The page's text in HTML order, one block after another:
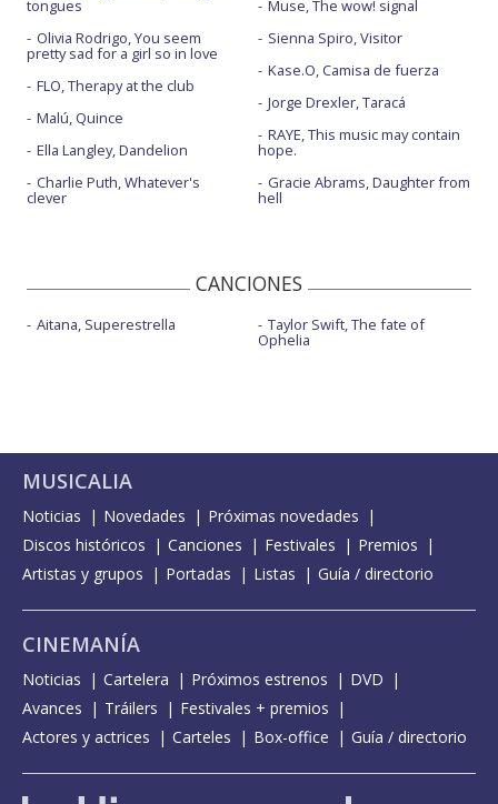
tongues
Olivia Rodrigo, You seem
pretty sad for a girl so in love
FLO, Therapy at the club
Malú, Quince
Ella Langley, Dandelion
Charlie Puth, Whatever's
clever
Muse, The wow! signal
Sienna Spiro, Visitor
Kase.O, Camisa de fuerza
Jorge Drexler, Taracá
RAYE, This music may contain
hope.
Gracie Abrams, Daughter from
hell
CANCIONES
Aitana, Superestrella Taylor Swift, The fate of
Ophelia
MUSICALIA
Noticias Novedades
Próximas novedades
Discos históricos
Canciones Festivales
Premios
Artistas y grupos
Portadas Listas Guía / directorio
CINEMANÍA
Noticias Cartelera Próximos estrenos
DVD
Avances
Tráilers
Festivales + premios
Actores y actrices
Carteles Box-office Guía / directorio